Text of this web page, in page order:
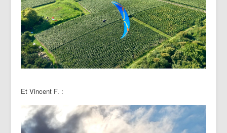
Et Vincent F. :